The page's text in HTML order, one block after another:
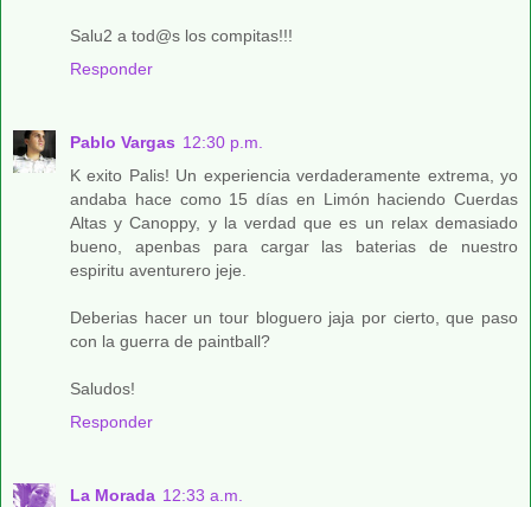
Salu2 a tod@s los compitas!!!
Responder
Pablo Vargas 12:30 p.m.
K exito Palis! Un experiencia verdaderamente extrema, yo
andaba hace como 15 días en Limón haciendo Cuerdas
Altas y Canoppy, y la verdad que es un relax demasiado
bueno, apenbas para cargar las baterias de nuestro
espiritu aventurero jeje.
Deberias hacer un tour bloguero jaja por cierto, que paso
con la guerra de paintball?
Saludos!
Responder
La Morada 12:33 a.m.